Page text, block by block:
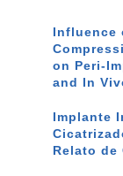
Influence
on Peri-
and In
Implante
Relato de